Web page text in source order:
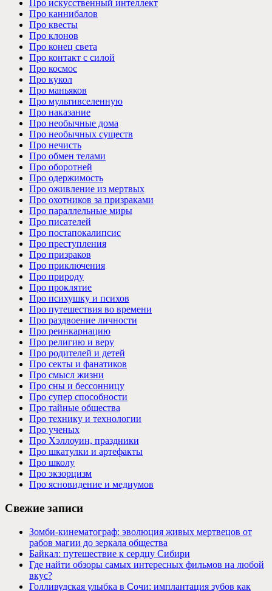
Про искусственный интеллект
Про каннибалов
Про квесты
Про клонов
Про конец света
Про контакт с силой
Про космос
Про кукол
Про маньяков
Про мультивселенную
Про наказание
Про необычные дома
Про необычных существ
Про нечисть
Про обмен телами
Про оборотней
Про одержимость
Про оживление из мертвых
Про охотников за призраками
Про параллельные миры
Про писателей
Про постапокалипсис
Про преступления
Про призраков
Про приключения
Про природу
Про проклятие
Про психушку и психов
Про путешествия во времени
Про раздвоение личности
Про реинкарнацию
Про религию и веру
Про родителей и детей
Про секты и фанатиков
Про смысл жизни
Про сны и бессонницу
Про супер способности
Про тайные общества
Про технику и технологии
Про ученых
Про Хэллоуин, праздники
Про шкатулки и артефакты
Про школу
Про экзорцизм
Про ясновидение и медиумов
Свежие записи
Зомби-кинематограф: эволюция живых мертвецов от
рабов магии до зеркала общества
Байкал: путешествие к сердцу Сибири
Где найти обзоры самых интересных фильмов на любой
вкус?
Голливудская улыбка в Сочи: имплантация зубов как